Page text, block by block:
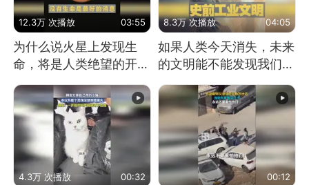
12.3万 次播放 03:55
为什么说火星上发现生
命，将是人类绝望的开
始？
8.3万 次播放 04:05
如果人类今天消失，未来
的文明能不能发现我们存
在过？
4.3万 次播放 00:32 00:12